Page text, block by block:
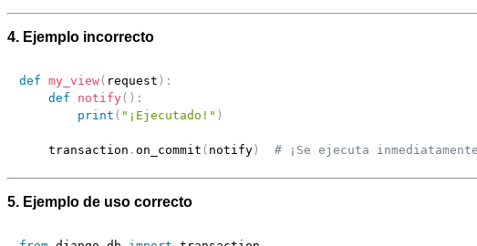
4. Ejemplo incorrecto
def my_view( request ) :
def
notify ( ) :
print ( "¡Ejecutado!" )
    transaction
. on_commit ( notify) # ¡Se ejecuta
5. Ejemplo de uso correcto